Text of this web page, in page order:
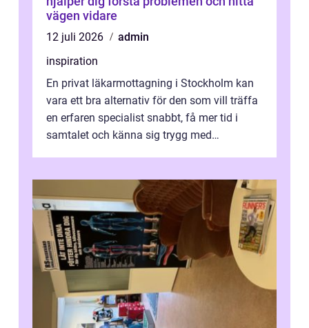
vägen vidare
12 juli 2026
admin
inspiration
En privat läkarmottagning i Stockholm kan
vara ett bra alternativ för den som vill träffa
en erfaren specialist snabbt, få mer tid i
samtalet och känna sig trygg med